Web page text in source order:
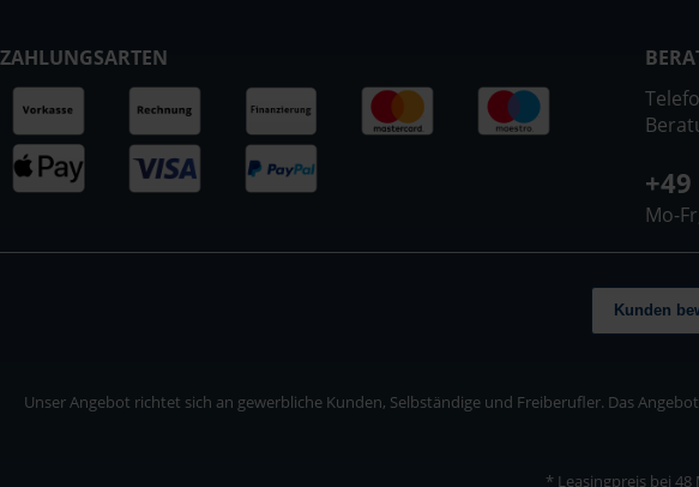
ZAHLUNGSARTEN
Mo-
Kunden
Unser Angebot richtet sich an gewerbliche Kunden, Selbständige und Freiberufler. Das
* Leasingpreis bei 48